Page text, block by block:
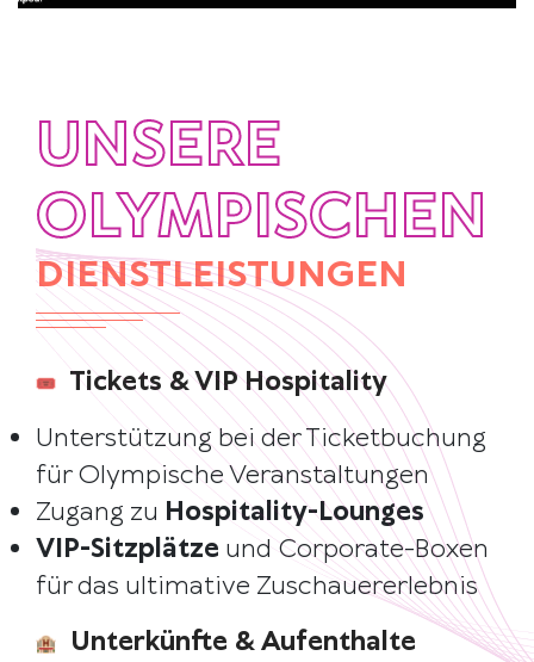
UNSERE
OLYMPISCHEN
DIENSTLEISTUNGEN
Tickets & VIP Hospitality
Unterstützung bei der Ticketbuchung
für Olympische Veranstaltungen
Zugang zu Hospitality-Lounges
VIP-Sitzplätze und Corporate-Boxen
für das ultimative Zuschauererlebnis
Unterkünfte & Aufenthalte